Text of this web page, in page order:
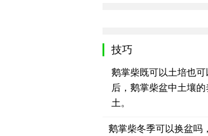
技巧
鹅掌柴既可以土培也
后，鹅掌柴盆中土壤
土。
鹅掌柴冬季可以换盆吗